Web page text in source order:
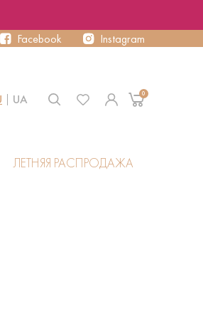
Facebook Instagram
UA 0
ЛЕТНЯЯ РАСПРОДАЖА